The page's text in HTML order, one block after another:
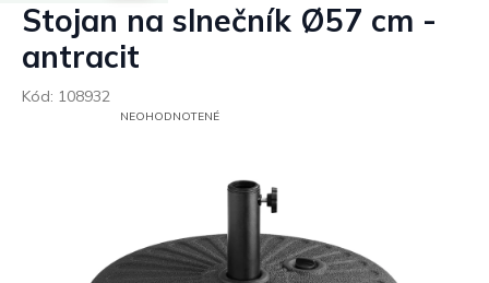
Stojan na slnečník Ø57 cm -
antracit
Kód: 108932
PRIEMERNÉNEOHODNOTENÉ